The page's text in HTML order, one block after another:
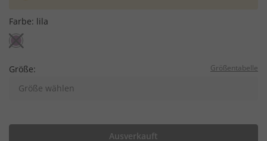
Farbe: lila
Größe: Größentabelle
Größe wählen
Ausverkauft